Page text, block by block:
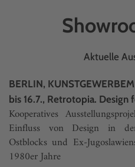
Aktuelle
BERLIN,
bis 16.7., Retrotopia. Design
Kooperatives
Einfluss von Design in
Ostblocks und Ex-
1980er Jahre